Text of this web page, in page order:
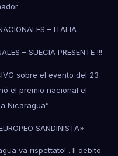
– ITALIA
– SUECIA PRESENTE !!!
sobre el evento del 23
el premio nacional el
Nicaragua”
SANDINISTA»
va rispettato! . Il debito